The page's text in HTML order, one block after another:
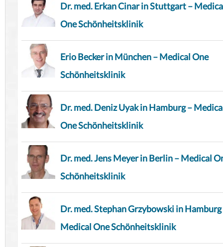
Dr. med. Erkan Cinar in Stuttgart –
One Schönheitsklinik
Erio Becker in München – Medical One
Schönheitsklinik
Dr. med. Deniz Uyak in Hamburg –
One Schönheitsklinik
Dr. med. Jens Meyer in Berlin – Medical
Schönheitsklinik
Dr. med. Stephan Grzybowski in Hamburg
Medical One Schönheitsklinik